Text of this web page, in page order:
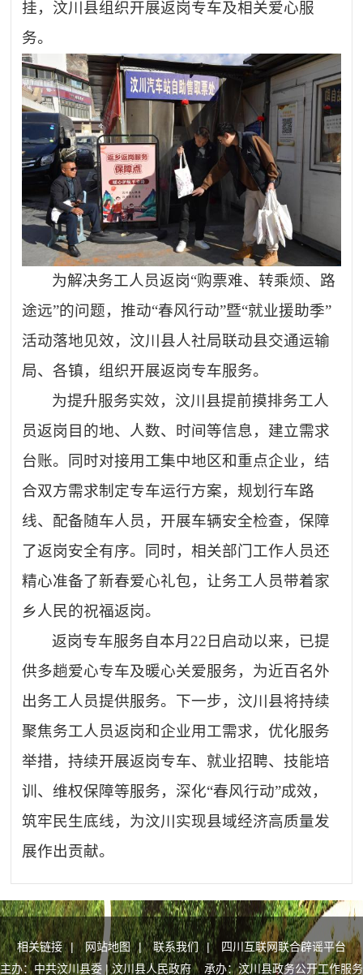
挂，汶川县组织开展返岗专车及相关爱心服
务。
为解决务工人员返岗“购票难、转乘烦、路
途远”的问题，推动“春风行动”暨“就业援助季”
活动落地见效，汶川县人社局联动县交通运输
局、各镇，组织开展返岗专车服务。
为提升服务实效，汶川县提前摸排务工人
员返岗目的地、人数、时间等信息，建立需求
台账。同时对接用工集中地区和重点企业，结
合双方需求制定专车运行方案，规划行车路
线、配备随车人员，开展车辆安全检查，保障
了返岗安全有序。同时，相关部门工作人员还
精心准备了新春爱心礼包，让务工人员带着家
乡人民的祝福返岗。
返岗专车服务自本月22日启动以来，已提
供多趟爱心专车及暖心关爱服务，为近百名外
出务工人员提供服务。下一步，汶川县将持续
聚焦务工人员返岗和企业用工需求，优化服务
举措，持续开展返岗专车、就业招聘、技能培
训、维权保障等服务，深化“春风行动”成效，
筑牢民生底线，为汶川实现县域经济高质量发
展作出贡献。
相关链接 | 网站地图 | 联系我们 |
四川互联网联合辟谣平台
主办：中共汶川县委 | 汶川县人民政府 承办：汶川县政务公开工作服务